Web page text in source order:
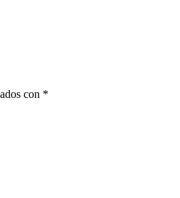
con *